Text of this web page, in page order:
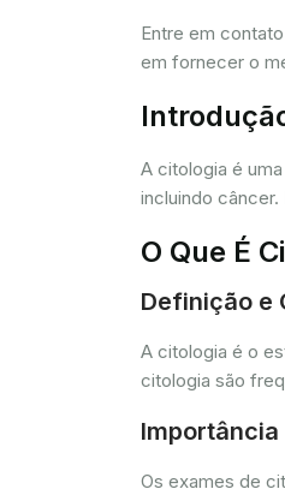
Entre em
em fornecer o
A citologia é
incluindo
O Que É
Definição e
A citologia é o
citologia são
Os exames de